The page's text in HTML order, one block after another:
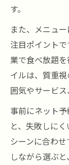
す。
また、メニュ
注目ポイント
業で食べ放題
イルは、質重
囲気やサービス
事前にネット
と、失敗しに
シーンに合わ
しながら選ぶ